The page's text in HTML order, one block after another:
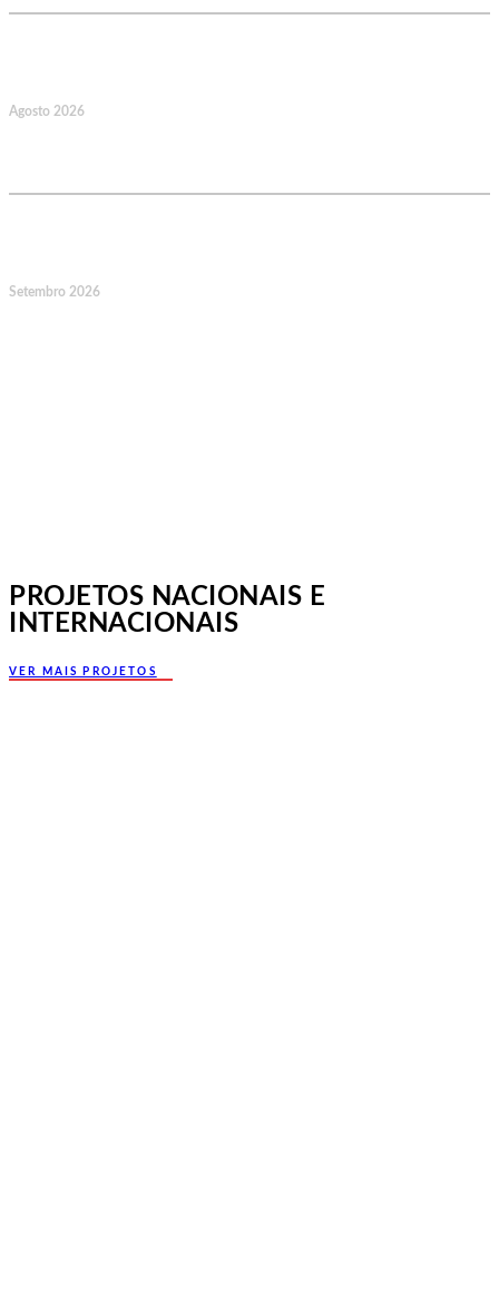
Agosto 2026
Setembro 2026
PROJETOS NACIONAIS E
INTERNACIONAIS
VER MAIS PROJETOS